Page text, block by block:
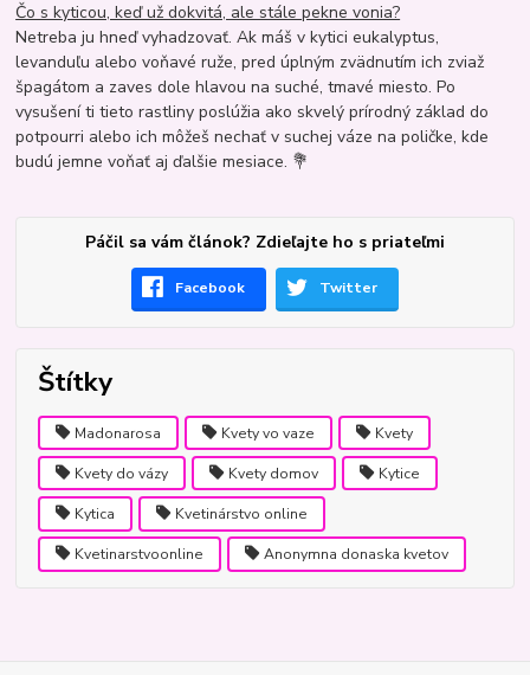
Čo s kyticou, keď už dokvitá, ale stále pekne vonia?
Netreba ju hneď vyhadzovať. Ak máš v kytici eukalyptus,
levanduľu alebo voňavé ruže, pred úplným zvädnutím ich zviaž
špagátom a zaves dole hlavou na suché, tmavé miesto. Po
vysušení ti tieto rastliny poslúžia ako skvelý prírodný základ do
potpourri alebo ich môžeš nechať v suchej váze na poličke, kde
budú jemne voňať aj ďalšie mesiace. 💐
Páčil sa vám článok? Zdieľajte ho s priateľmi
Facebook Twitter
Štítky
Madonarosa Kvety vo vaze Kvety
Kvety do vázy Kvety domov Kytice
Kytica Kvetinárstvo online
Kvetinarstvoonline Anonymna donaska kvetov